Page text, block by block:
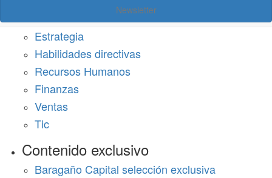
Newsletter
Estrategia
Habilidades directivas
Recursos Humanos
Finanzas
Ventas
Tic
Contenido exclusivo
Baragaño Capital selección exclusiva